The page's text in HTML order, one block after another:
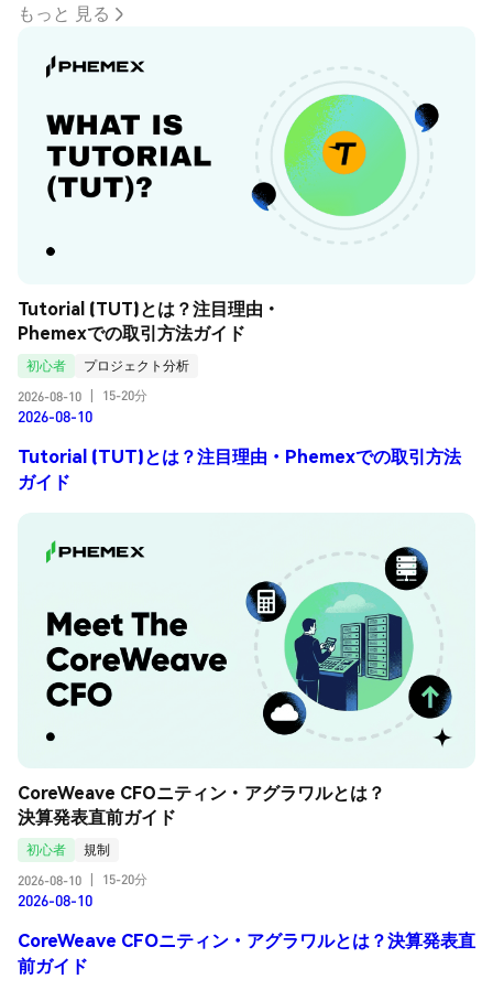
もっと 見る
Tutorial (TUT)とは？注目理由・
Phemexでの取引方法ガイド
初心者
プロジェクト分析
2026-08-10
15-20分
2026-08-10
Tutorial (TUT)とは？注目理由・Phemexでの取引方法
ガイド
CoreWeave CFOニティン・アグラワルとは？
決算発表直前ガイド
初心者
規制
2026-08-10
15-20分
2026-08-10
CoreWeave CFOニティン・アグラワルとは？決算発表直
前ガイド